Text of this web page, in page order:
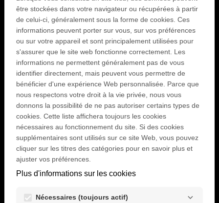
Se connecter
Si vous avez déjà un compte utilisateur
Fondation UEFA pour l'Enfance, entrez
votre adresse email et votre mot de passe
ci-dessous.
Email:
Mot de passe :
visibility
Mot de passe perdu ?
Se connecter
être stockées dans votre navigateur ou récupérées à partir
de celui-ci, généralement sous la forme de cookies. Ces
informations peuvent porter sur vous, sur vos préférences
ou sur votre appareil et sont principalement utilisées pour
s'assurer que le site web fonctionne correctement. Les
informations ne permettent généralement pas de vous
identifier directement, mais peuvent vous permettre de
bénéficier d'une expérience Web personnalisée. Parce que
nous respectons votre droit à la vie privée, nous vous
donnons la possibilité de ne pas autoriser certains types de
cookies. Cette liste affichera toujours les cookies
nécessaires au fonctionnement du site. Si des cookies
supplémentaires sont utilisés sur ce site Web, vous pouvez
cliquer sur les titres des catégories pour en savoir plus et
ajuster vos préférences.
Plus d'informations sur les cookies
Nécessaires (toujours actif)